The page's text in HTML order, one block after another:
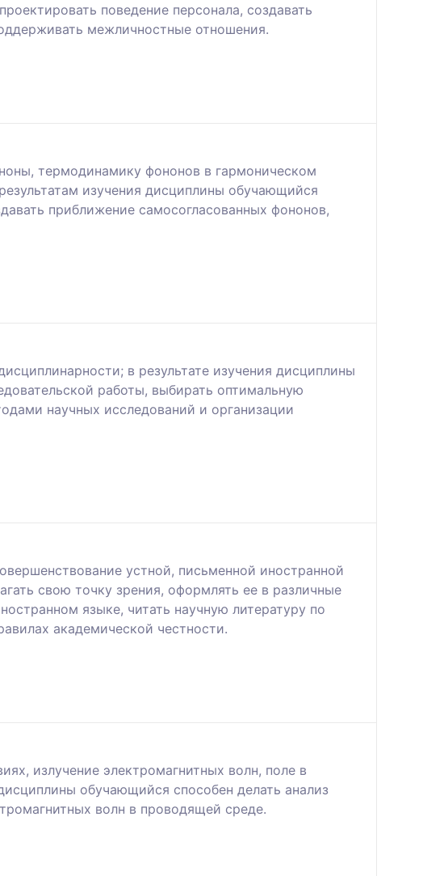
поведение персонала, создавать
межличностные отношения.
термодинамику фононов в гармоническом
изучения дисциплины обучающийся
приближение самосогласованных фононов,
в результате изучения дисциплины
работы, выбирать оптимальную
научных исследований и организации
устной, письменной иностранной
свою точку зрения, оформлять ее в различные
языке, читать научную литературу по
академической честности.
излучение электромагнитных волн, поле в
обучающийся способен делать анализ
волн в проводящей среде.